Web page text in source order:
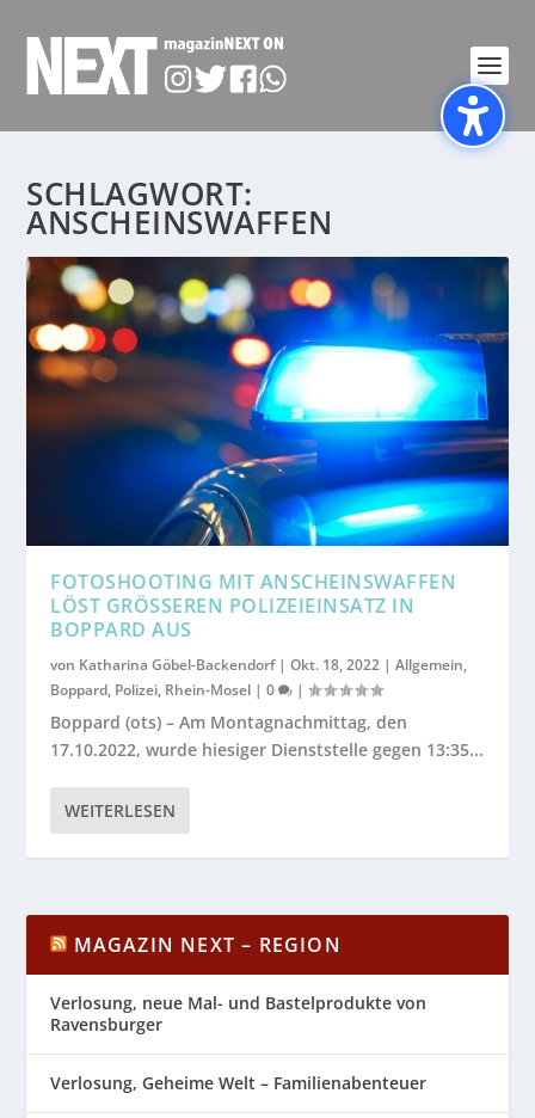
SCHLAGWORT:
ANSCHEINSWAFFEN
FOTOSHOOTING MIT ANSCHEINSWAFFEN
LÖST GRÖSSEREN POLIZEIEINSATZ IN B
OPPARD AUS
von Katharina Göbel-Backendorf|Okt. 18, 2022 |Allgemein,
Boppard, Polizei, Rhein-Mosel |0 |
Boppard (ots) – Am Montagnachmittag, den
17.10.2022, wurde hiesiger Dienststelle gegen 13:35...
WEITERLESEN
MAGAZIN NEXT – REGION
Verlosung, neue Mal- und Bastelprodukte von
Ravensburger
Verlosung, Geheime Welt – Familienabenteuer